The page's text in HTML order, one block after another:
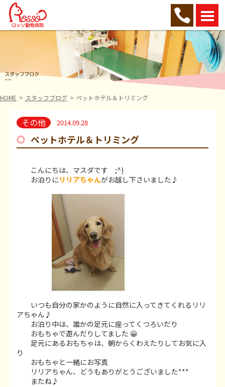
HOME スタッフブログ ペットホテル＆トリミング
その他 2014.09.28
ペットホテル＆トリミング
こんにちは、マスダです ;^)
お泊りに リリアちゃんがお越し下さいました♪
いつも自分の家かのように自然に入ってきてくれるリリ
アちゃん♪
お泊り中は、誰かの足元に座ってくつろいだり
おもちゃで遊んだりしてました 😀
足元にあるおもちゃは、朝からくわえたりしてお気に入
り
おもちゃと一緒にお写真
リリアちゃん、どうもありがとうございました***
またね♪